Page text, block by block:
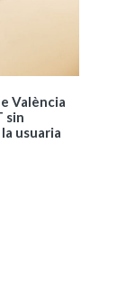
València
sin
usuaria